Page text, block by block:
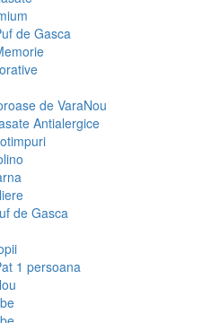
de Gasca
de VaraNou
Antialergice
de Gasca
1 persoana